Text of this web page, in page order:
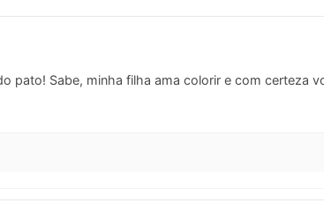
pato! Sabe, minha filha ama colorir e com certeza